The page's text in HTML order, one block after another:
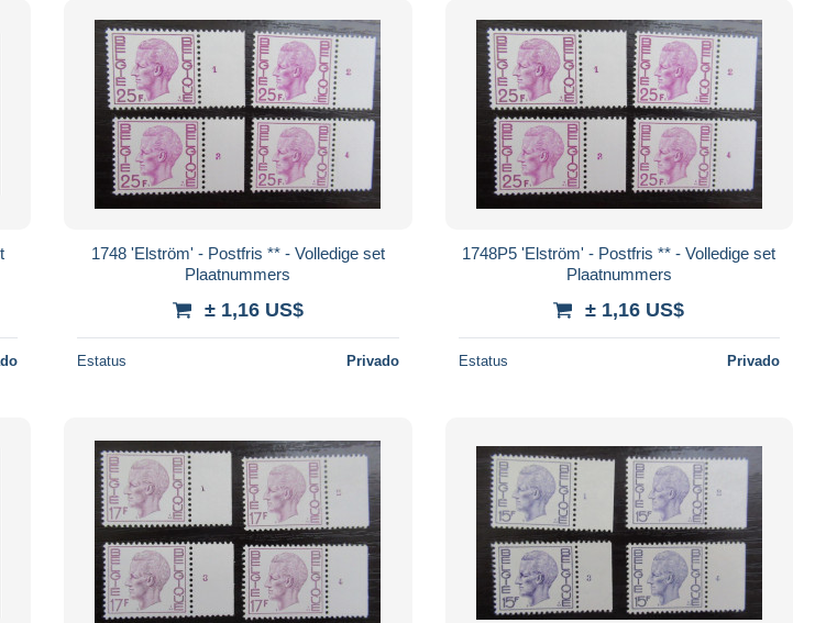
1748 'Elström' - Postfris ** - Volledige set
Plaatnummers
± 1,16 US$
Estatus Privado
1748P5 'Elström' - Postfris ** - Volledige set
Plaatnummers
± 1,16 US$
Estatus Privado